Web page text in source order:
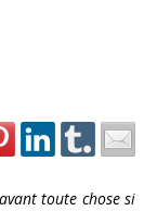
toute chose si